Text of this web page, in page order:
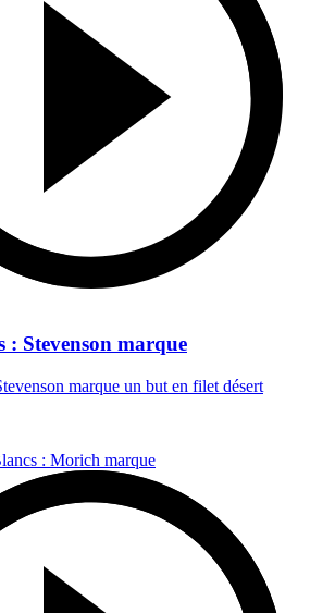
: Stevenson marque
marque un but en filet désert